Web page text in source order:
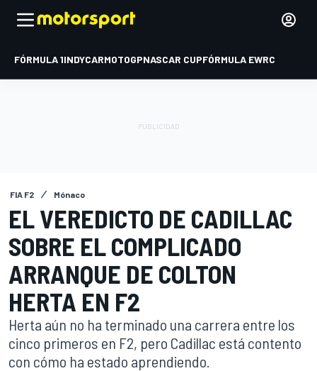
FÓRMULA 1INDYCARMOTOGPNASCAR CUPFÓRMULA EWRC
FIA F2 Mónaco
EL VEREDICTO DE CADILLAC
SOBRE EL COMPLICADO
ARRANQUE DE COLTON
HERTA EN F2
Herta aún no ha terminado una carrera entre los
cinco primeros en F2, pero Cadillac está contento
con cómo ha estado aprendiendo.